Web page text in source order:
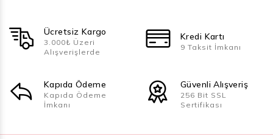
Ücretsiz Kargo
3.000₺ Üzeri
Alışverişlerde
Kredi Kartı
9 Taksit İmkanı
Kapıda Ödeme
Kapıda Ödeme
İmkanı
Güvenli Alışveriş
256 Bit SSL
Sertifikası